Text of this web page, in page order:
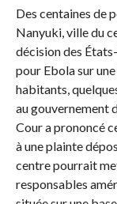
Des centaines de
Nanyuki, ville du
décision des
pour Ebola sur
habitants,
au gouvernement
Cour a prononcé
à une plainte
centre pourrait
responsables